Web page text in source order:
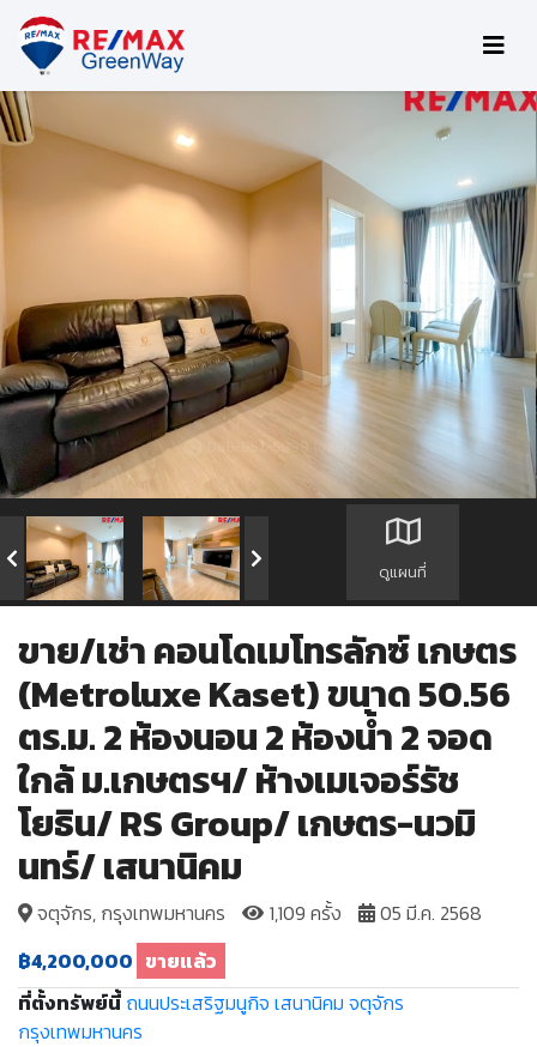
ดูแผนที่
ขาย/เช่า คอนโดเมโทรลักซ์ เกษตร
(Metroluxe Kaset) ขนาด 50.56
ตร.ม. 2 ห้องนอน 2 ห้องน้ำ 2 จอด
ใกล้ ม.เกษตรฯ/ ห้างเมเจอร์รัช
โยธิน/ RS Group/ เกษตร-นวมิ
นทร์/ เสนานิคม
จตุจักร, กรุงเทพมหานคร 1,109 ครั้ง
05 มี.ค. 2568
฿4,200,000 ขายแล้ว
ที่ตั้งทรัพย์นี้ ถนนประเสริฐมนูกิจ เสนานิคม จตุจักร
กรุงเทพมหานคร